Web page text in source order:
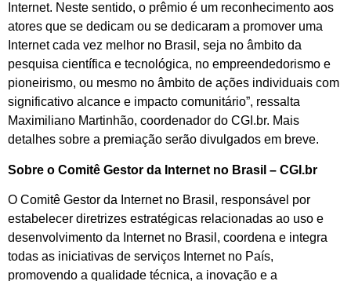
Internet. Neste sentido, o prêmio é um reconhecimento aos
atores que se dedicam ou se dedicaram a promover uma
Internet cada vez melhor no Brasil, seja no âmbito da
pesquisa científica e tecnológica, no empreendedorismo e
pioneirismo, ou mesmo no âmbito de ações individuais com
significativo alcance e impacto comunitário”, ressalta
Maximiliano Martinhão, coordenador do CGI.br. Mais
detalhes sobre a premiação serão divulgados em breve.
Sobre o Comitê Gestor da Internet no Brasil – CGI.br
O Comitê Gestor da Internet no Brasil, responsável por
estabelecer diretrizes estratégicas relacionadas ao uso e
desenvolvimento da Internet no Brasil, coordena e integra
todas as iniciativas de serviços Internet no País,
promovendo a qualidade técnica, a inovação e a